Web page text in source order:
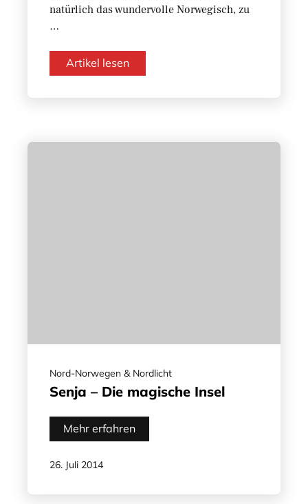
natürlich das wundervolle Norwegisch, zu
…
Artikel lesen
Nord-Norwegen & Nordlicht
Senja – Die magische Insel
Mehr erfahren
26. Juli 2014